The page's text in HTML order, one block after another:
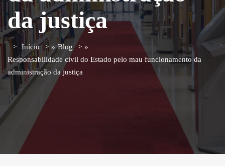
da justiça
Início » Blog
»
Responsabilidade civil do Estado pelo mau funcionamento da
administração da justiça